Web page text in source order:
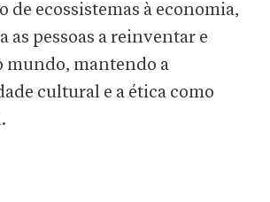
de ecossistemas à economia,
as pessoas a reinventar e
mundo, mantendo a
cultural e a ética como